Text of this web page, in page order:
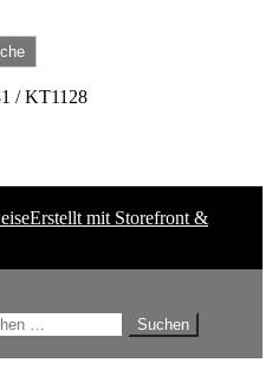
/ KT1128
Erstellt mit Storefront &
Suchen